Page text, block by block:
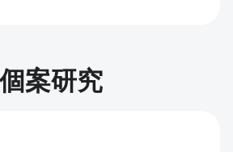
案研究